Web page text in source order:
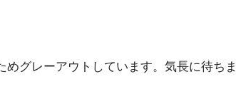
グレーアウトしています。気長に待ち